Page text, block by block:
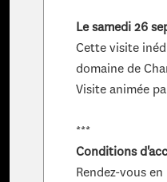
Le samedi 26
Cette visite
domaine de
Visite animée
***
Conditions
Rendez-vous